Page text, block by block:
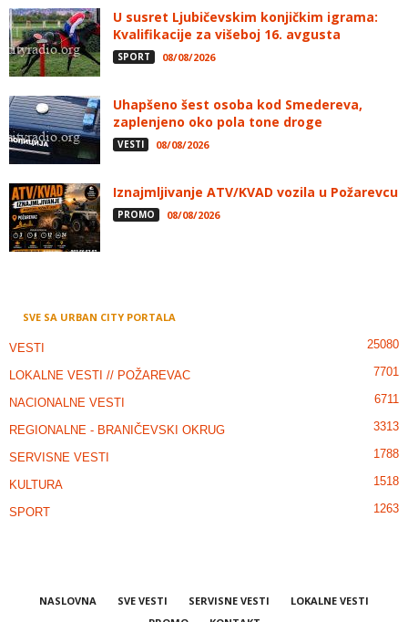
U susret Ljubičevskim konjičkim igrama:
Kvalifikacije za višeboj 16. avgusta
SPORT 08/08/2026
Uhapšeno šest osoba kod Smedereva,
zaplenjeno oko pola tone droge
VESTI 08/08/2026
Iznajmljivanje ATV/KVAD vozila u Požarevcu
PROMO 08/08/2026
SVE SA URBAN CITY PORTALA
VESTI 25080
LOKALNE VESTI // POŽAREVAC 7701
NACIONALNE VESTI 6711
REGIONALNE - BRANIČEVSKI OKRUG 3313
SERVISNE VESTI 1788
KULTURA 1518
SPORT 1263
NASLOVNA SVE VESTI SERVISNE VESTI
LOKALNE VESTI